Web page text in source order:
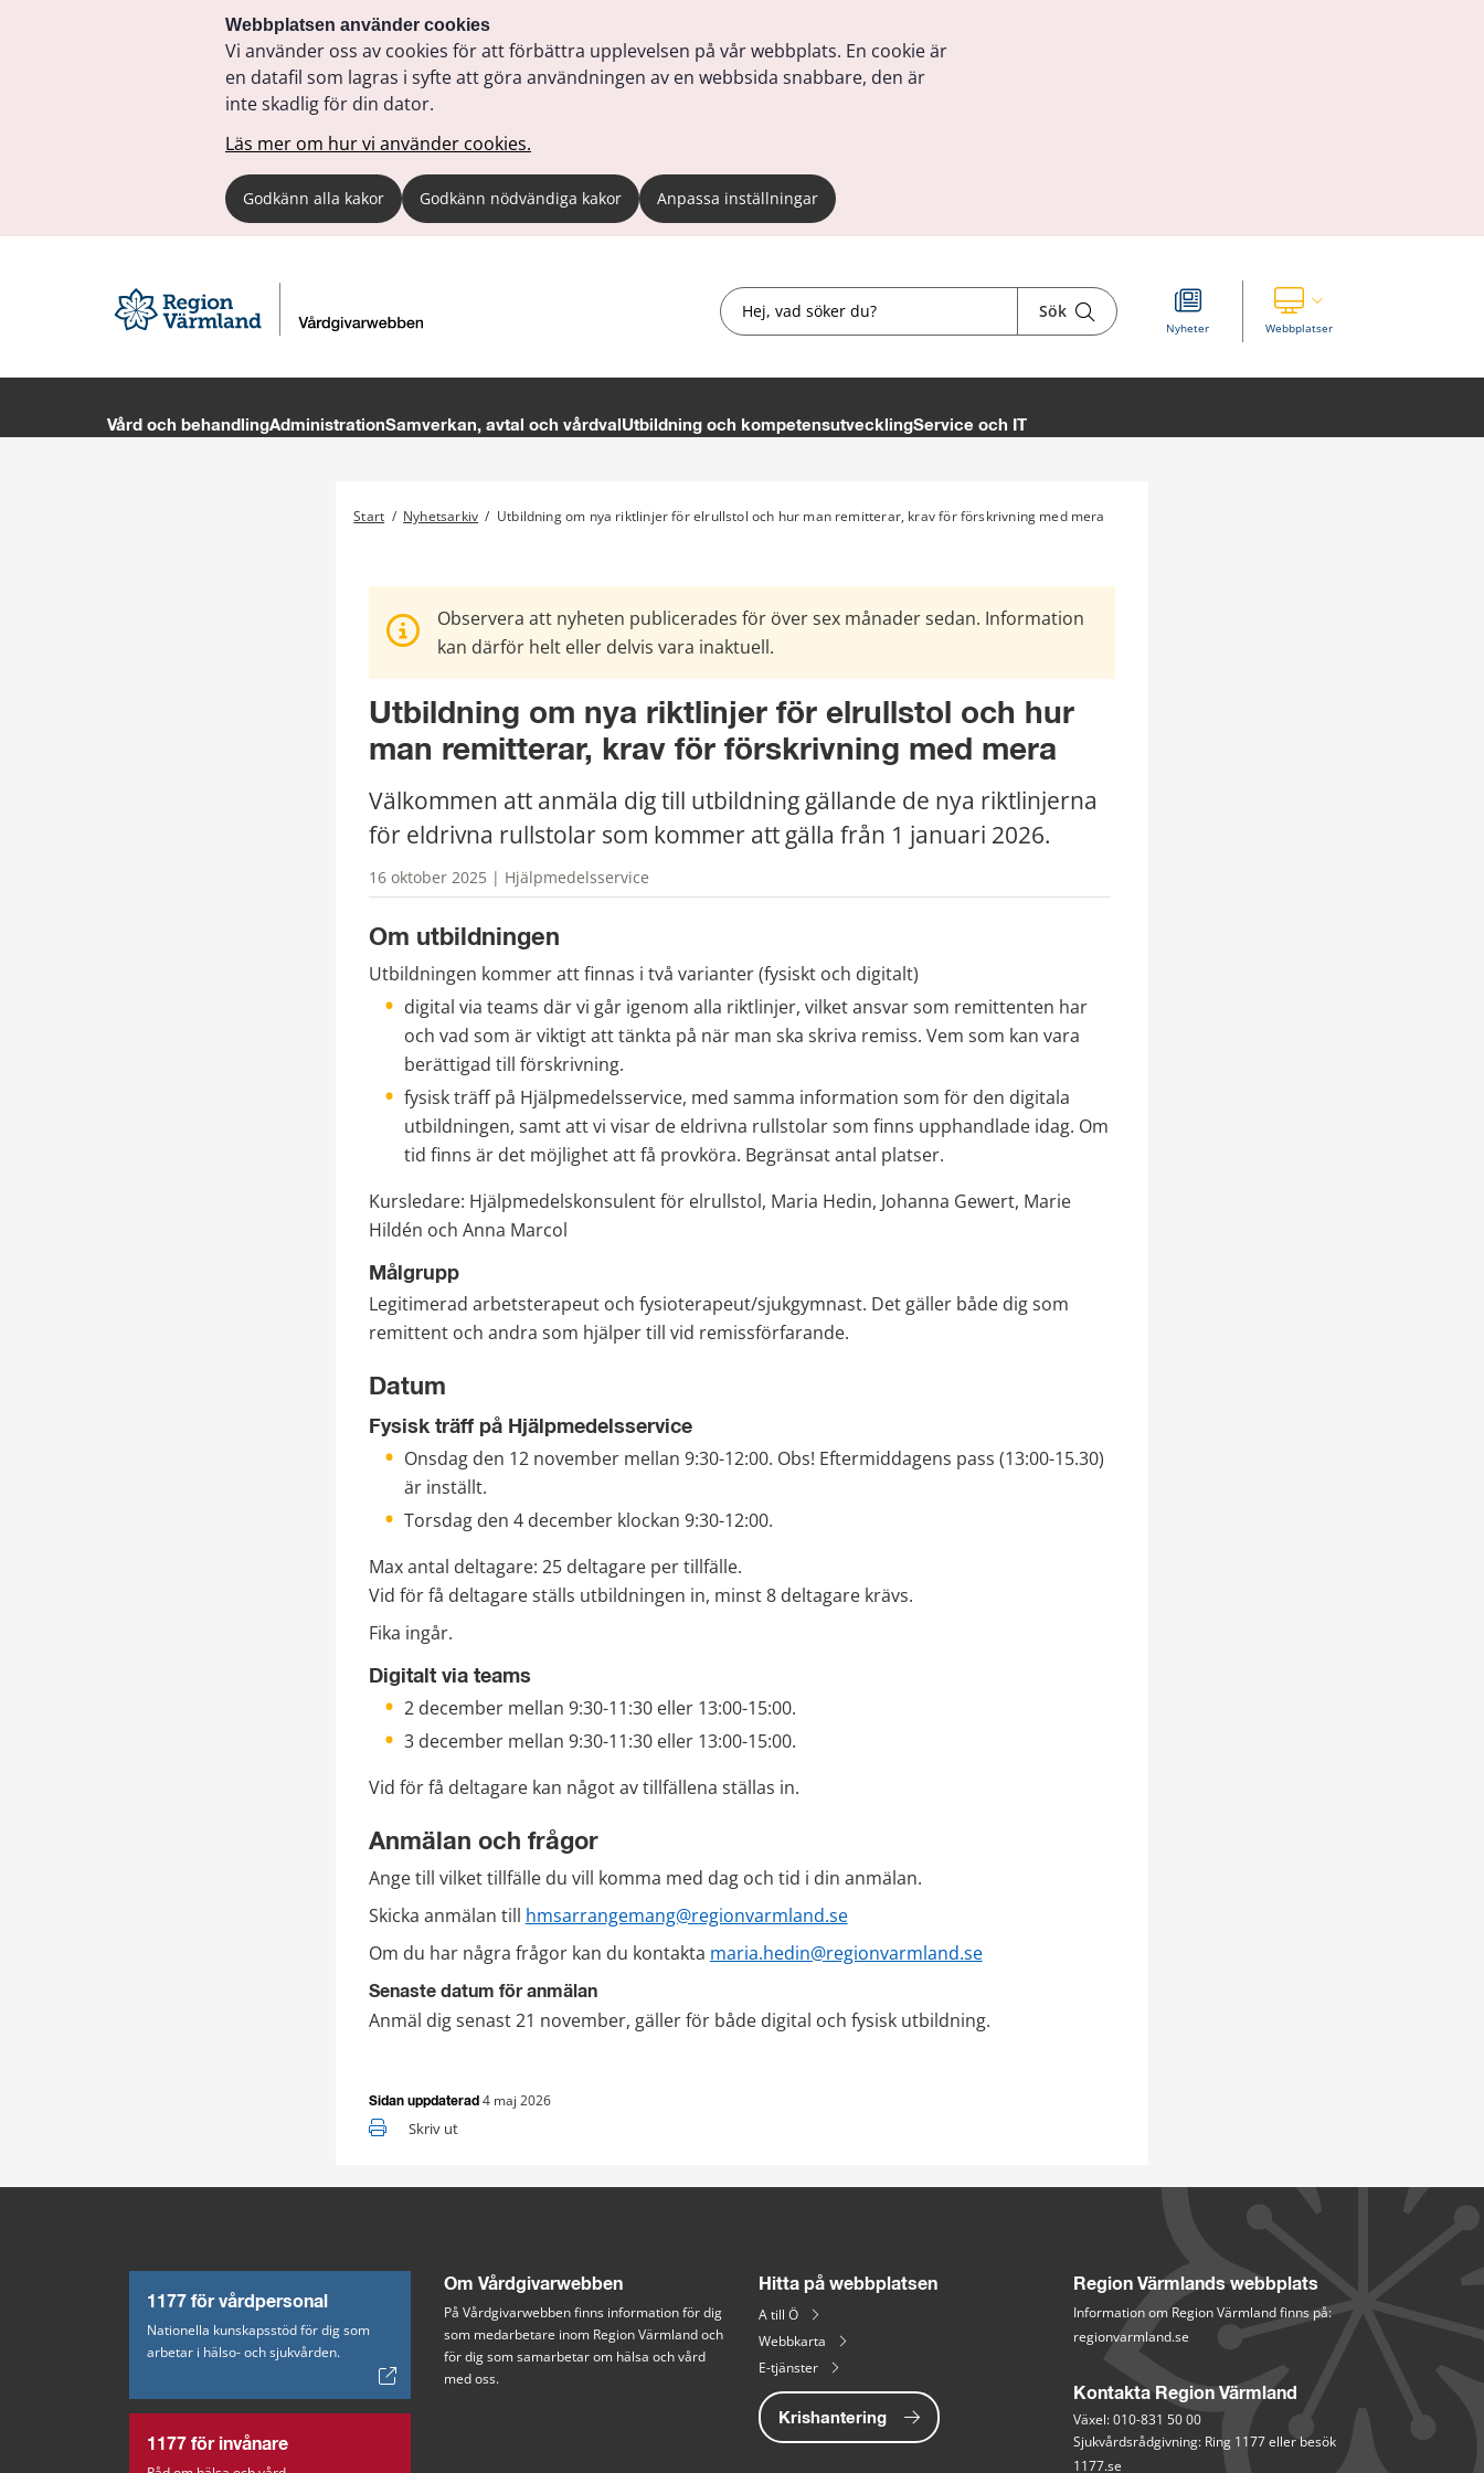
Webbplatsen använder cookies
Vi använder oss av cookies för att förbättra upplevelsen på vår webbplats. En cookie är
en datafil som lagras i syfte att göra användningen av en webbsida snabbare, den är
inte skadlig för din dator.
Läs mer om hur vi använder cookies.
Godkänn alla kakor Godkänn nödvändiga kakor Anpassa inställningar
Sök Sök
Nyheter WebbplatserVisa våra andra webbplatser
Vård och behandlingAdministrationSamverkan, avtal och vårdval Utbildning och kompetensutvecklingService och IT
Start / Nyhetsarkiv / Utbildning om nya riktlinjer för elrullstol och hur man remitterar, krav för förskrivning med mera
Observera att nyheten publicerades för över sex månader sedan. Information
kan därför helt eller delvis vara inaktuell.
Utbildning om nya riktlinjer för elrullstol och hur
man remitterar, krav för förskrivning med mera
Välkommen att anmäla dig till utbildning gällande de nya riktlinjerna
för eldrivna rullstolar som kommer att gälla från 1 januari 2026.
16 oktober 2025 | Hjälpmedelsservice
Om utbildningen
Utbildningen kommer att finnas i två varianter (fysiskt och digitalt)
digital via teams där vi går igenom alla riktlinjer, vilket ansvar som remittenten har
och vad som är viktigt att tänkta på när man ska skriva remiss. Vem som kan vara
berättigad till förskrivning.
fysisk träff på Hjälpmedelsservice, med samma information som för den digitala
utbildningen, samt att vi visar de eldrivna rullstolar som finns upphandlade idag. Om
tid finns är det möjlighet att få provköra. Begränsat antal platser.
Kursledare: Hjälpmedelskonsulent för elrullstol, Maria Hedin, Johanna Gewert, Marie
Hildén och Anna Marcol
Målgrupp
Legitimerad arbetsterapeut och fysioterapeut/sjukgymnast. Det gäller både dig som
remittent och andra som hjälper till vid remissförfarande.
Datum
Fysisk träff på Hjälpmedelsservice
Onsdag den 12 november mellan 9:30-12:00. Obs! Eftermiddagens pass (13:00-15.30)
är inställt.
Torsdag den 4 december klockan 9:30-12:00.
Max antal deltagare: 25 deltagare per tillfälle.
Vid för få deltagare ställs utbildningen in, minst 8 deltagare krävs.
Fika ingår.
Digitalt via teams
2 december mellan 9:30-11:30 eller 13:00-15:00.
3 december mellan 9:30-11:30 eller 13:00-15:00.
Vid för få deltagare kan något av tillfällena ställas in.
Anmälan och frågor
Ange till vilket tillfälle du vill komma med dag och tid i din anmälan.
Skicka anmälan till hmsarrangemang@regionvarmland.se
Om du har några frågor kan du kontakta maria.hedin@regionvarmland.se
Senaste datum för anmälan
Anmäl dig senast 21 november, gäller för både digital och fysisk utbildning.
Sidan uppdaterad 4 maj 2026
Skriv ut
1177 för vårdpersonal
Nationella kunskapsstöd för dig som
arbetar i hälso- och sjukvården.
1177 för invånare
Om Vårdgivarwebben
På Vårdgivarwebben finns information för dig
som medarbetare inom Region Värmland och
för dig som samarbetar om hälsa och vård
med oss.
Hitta på webbplatsen
A till Ö
Webbkarta
E-tjänster
Krishantering
Region Värmlands webbplats
Information om Region Värmland finns på:
regionvarmland.se
Kontakta Region Värmland
Växel: 010-831 50 00
Sjukvårdsrådgivning: Ring 1177 eller besök
1177.se